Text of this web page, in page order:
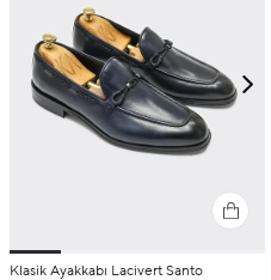
Klasik Ayakkabı Lacivert Santo